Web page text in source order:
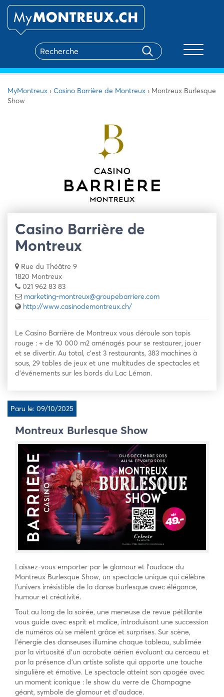
MyMontreux › Casino Barrière de Montreux › Montreux Burlesque
Show
Casino Barrière de
Montreux
Rue du Théâtre 9
1820 Montreux
021 962 83 83
marketing-montreux@groupebarriere.com
http://www.casinodemontreux.ch/
Le Casino Barrière de Montreux vous déroule son tapis
rouge : + de 10 000 m2 aménagés pour se restaurer, jouer
et se divertir. Au total, c’est 3 restaurants, 383 machines à
sous, 29 tables de jeux et une multitudes de spectacles et
d’événements sur les bords du Lac Léman.
Paru le: 09/10/2025
Montreux Burlesque Show
Laissez-vous emporter par le glamour et l’audace du
Montreux Burlesque Show, un spectacle unique qui célèbre
l’univers irrésistible de la danse burlesque avec élégance,
humour et créativité.
Tout au long de la soirée, une meneuse de revue pétillante
vous guide avec esprit et malice, introduisant une succession
de numéros où se mêlent grâce et surprises. Sur scène,
l’énergie des danseuses illumine chaque tableau, sublimée
par la virtuosité d’un acrobate aérien évoluant au cerceau et
par la présence d’un artiste soliste qui apporte une touche
singulière et émotive. Le spectacle atteint son apogée avec
un moment iconique : le show du verre de Champagne
géant, symbole de glamour et d’audace.